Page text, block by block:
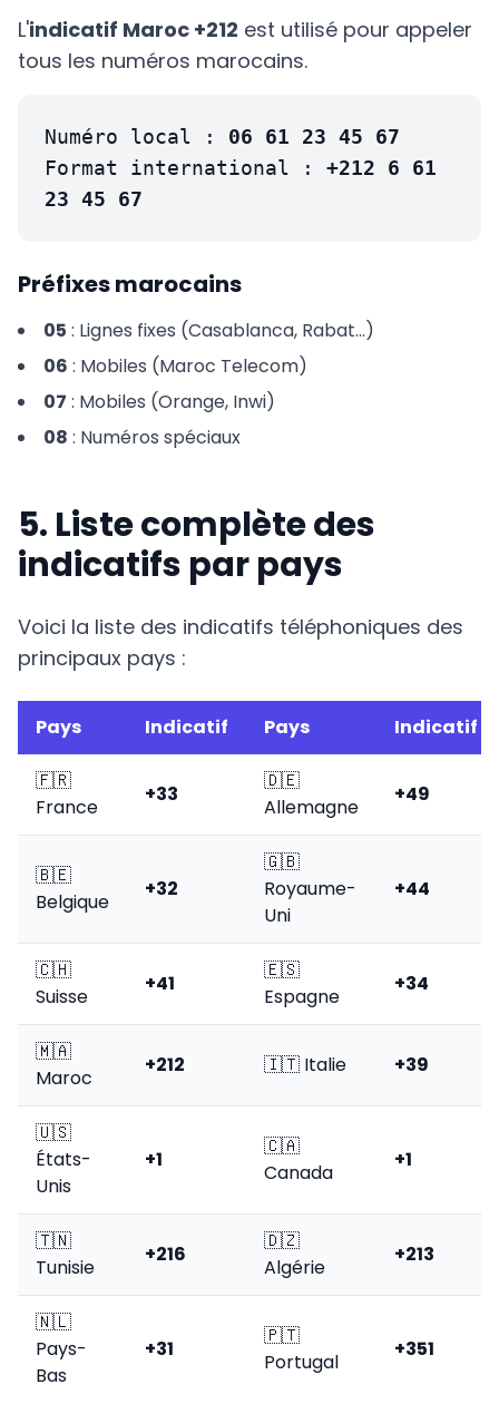
L'indicatif Maroc +212 est utilisé pour appeler
tous les numéros marocains.
Numéro local : 06 61 23 45 67
Format international : +212 6 61
23 45 67
Préfixes marocains
05 : Lignes fixes (Casablanca, Rabat...)
06 : Mobiles (Maroc Telecom)
07 : Mobiles (Orange, Inwi)
08 : Numéros spéciaux
5. Liste complète des
indicatifs par pays
Voici la liste des indicatifs téléphoniques des
principaux pays :
Pays Indicatif Pays Indicatif
🇫🇷
France
+33
🇩🇪
Allemagne
+49
🇧🇪
Belgique
+32
🇬🇧
Royaume-
Uni
+44
🇨🇭
Suisse
+41
🇪🇸
Espagne
+34
🇲🇦
Maroc
+212 🇮🇹 Italie +39
🇺🇸
États-
Unis
+1
🇨🇦
Canada
+1
🇹🇳
Tunisie
+216
🇩🇿
Algérie
+213
🇳🇱
Pays-
Bas
+31
🇵🇹
Portugal
+351